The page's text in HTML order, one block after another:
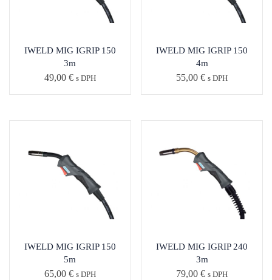
IWELD MIG IGRIP 150
3m
49,00 € s DPH
IWELD MIG IGRIP 150
4m
55,00€ s DPH
IWELD MIG IGRIP 150
5m
65,00 € s DPH
IWELD MIG IGRIP 240
3m
79,00€ s DPH